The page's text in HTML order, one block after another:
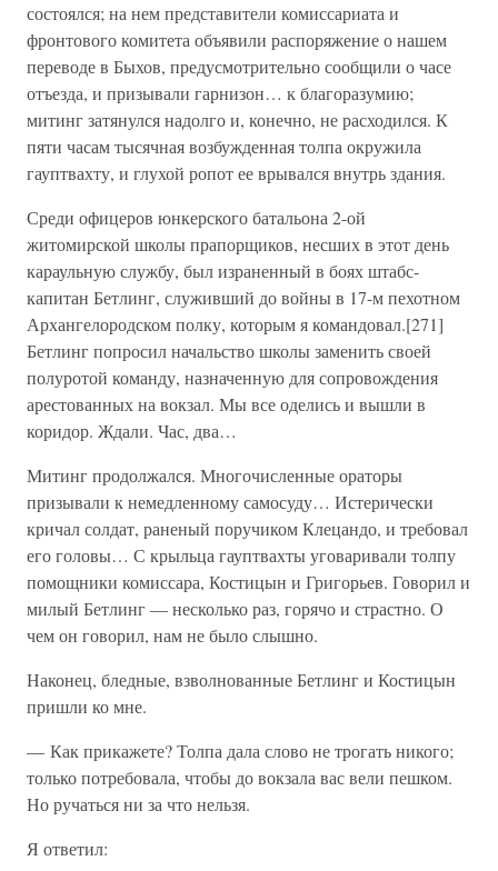
состоялся; на нем представители комиссариата и
фронтового комитета объявили распоряжение о нашем
переводе в Быхов, предусмотрительно сообщили о часе
отъезда, и призывали гарнизон… к благоразумию;
митинг затянулся надолго и, конечно, не расходился. К
пяти часам тысячная возбужденная толпа окружила
гауптвахту, и глухой ропот ее врывался внутрь здания.
Среди офицеров юнкерского батальона 2-ой
житомирской школы прапорщиков, несших в этот день
караульную службу, был израненный в боях штабс-
капитан Бетлинг, служивший до войны в 17-м пехотном
Архангелородском полку, которым я командовал.[271]
Бетлинг попросил начальство школы заменить своей
полуротой команду, назначенную для сопровождения
арестованных на вокзал. Мы все оделись и вышли в
коридор. Ждали. Час, два…
Митинг продолжался. Многочисленные ораторы
призывали к немедленному самосуду… Истерически
кричал солдат, раненый поручиком Клецандо, и требовал
его головы… С крыльца гауптвахты уговаривали толпу
помощники комиссара, Костицын и Григорьев. Говорил и
милый Бетлинг — несколько раз, горячо и страстно. О
чем он говорил, нам не было слышно.
Наконец, бледные, взволнованные Бетлинг и Костицын
пришли ко мне.
— Как прикажете? Толпа дала слово не трогать никого;
только потребовала, чтобы до вокзала вас вели пешком.
Но ручаться ни за что нельзя.
Я ответил: